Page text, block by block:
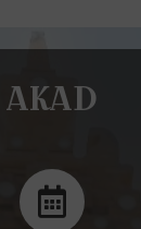
AKAD